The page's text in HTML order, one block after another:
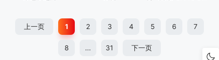
上一页 1 2 3 4 5 6 7
8 ... 31 下一页